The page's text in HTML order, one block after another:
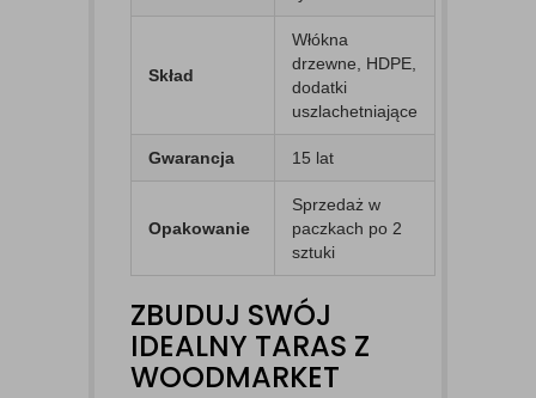
Skład
Włókna
drzewne, HDPE,
dodatki
uszlachetniające
Gwarancja 15 lat
Opakowanie
Sprzedaż w
paczkach po 2
sztuki
ZBUDUJ SWÓJ
IDEALNY TARAS Z
WOODMARKET